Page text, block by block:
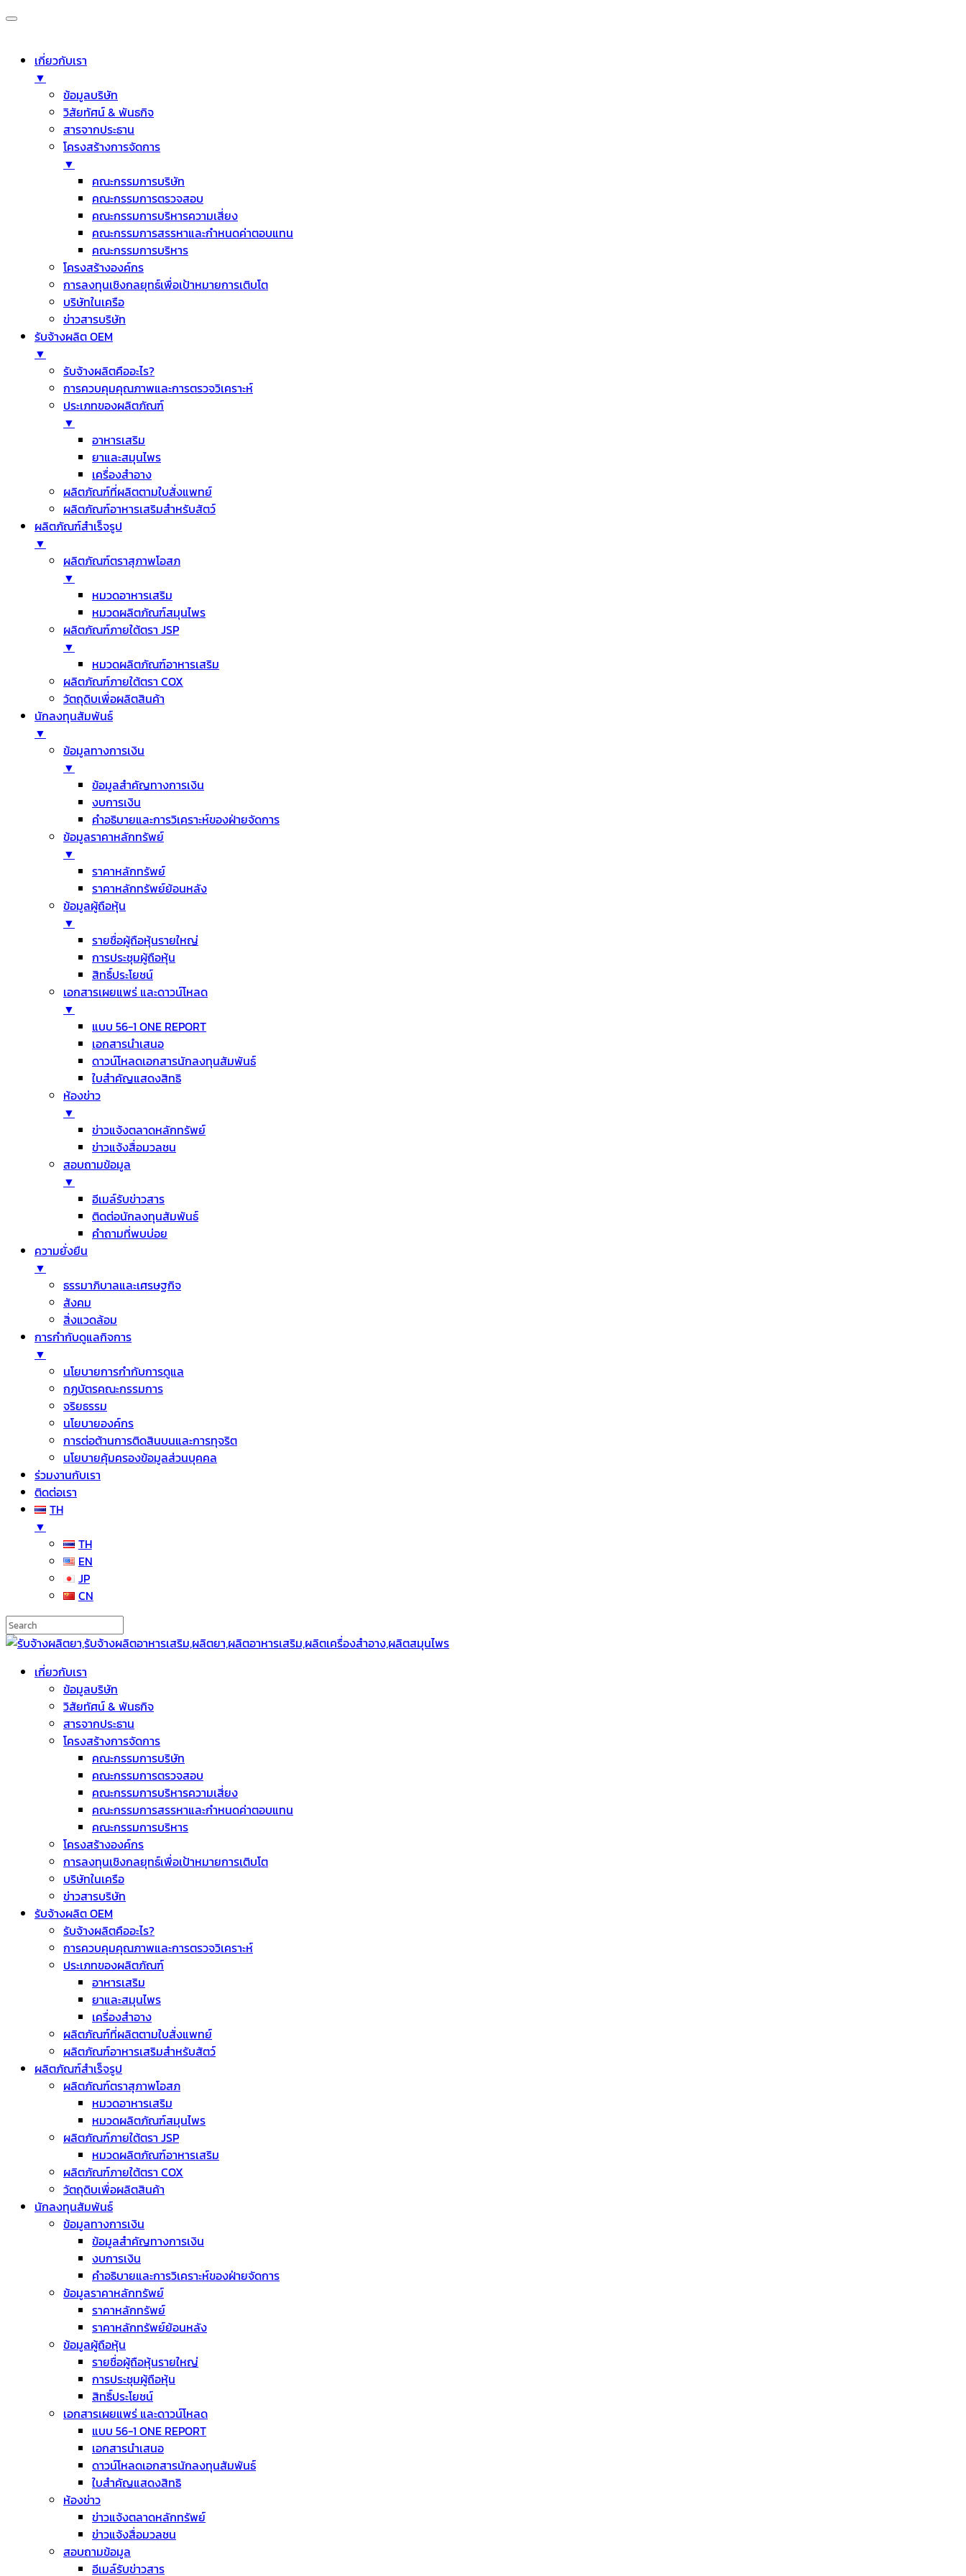
เกี่ยวกับเรา
▼
ข้อมูลบริษัท
วิสัยทัศน์ & พันธกิจ
สารจากประธาน
โครงสร้างการจัดการ
▼
คณะกรรมการบริษัท
คณะกรรมการตรวจสอบ
คณะกรรมการบริหารความเสี่ยง
คณะกรรมการสรรหาและกำหนดค่าตอบแทน
คณะกรรมการบริหาร
โครงสร้างองค์กร
การลงทุนเชิงกลยุทธ์เพื่อเป้าหมายการเติบโต
บริษัทในเครือ
ข่าวสารบริษัท
รับจ้างผลิต OEM
▼
รับจ้างผลิตคืออะไร?
การควบคุมคุณภาพและการตรวจวิเคราะห์
ประเภทของผลิตภัณฑ์
▼
อาหารเสริม
ยาและสมุนไพร
เครื่องสำอาง
ผลิตภัณฑ์ที่ผลิตตามใบสั่งแพทย์
ผลิตภัณฑ์อาหารเสริมสำหรับสัตว์
ผลิตภัณฑ์สำเร็จรูป
▼
ผลิตภัณฑ์ตราสุภาพโอสภ
▼
หมวดอาหารเสริม
หมวดผลิตภัณฑ์สมุนไพร
ผลิตภัณฑ์ภายใต้ตรา JSP
▼
หมวดผลิตภัณฑ์อาหารเสริม
ผลิตภัณฑ์ภายใต้ตรา COX
วัตถุดิบเพื่อผลิตสินค้า
นักลงทุนสัมพันธ์
▼
ข้อมูลทางการเงิน
▼
ข้อมูลสำคัญทางการเงิน
งบการเงิน
คำอธิบายและการวิเคราะห์ของฝ่ายจัดการ
ข้อมูลราคาหลักทรัพย์
▼
ราคาหลักทรัพย์
ราคาหลักทรัพย์ย้อนหลัง
ข้อมูลผู้ถือหุ้น
▼
รายชื่อผู้ถือหุ้นรายใหญ่
การประชุมผู้ถือหุ้น
สิทธิ์ประโยชน์
เอกสารเผยแพร่ และดาวน์โหลด
▼
แบบ 56-1 ONE REPORT
เอกสารนำเสนอ
ดาวน์โหลดเอกสารนักลงทุนสัมพันธ์
ใบสำคัญแสดงสิทธิ
ห้องข่าว
▼
ข่าวแจ้งตลาดหลักทรัพย์
ข่าวแจ้งสื่อมวลชน
สอบถามข้อมูล
▼
อีเมล์รับข่าวสาร
ติดต่อนักลงทุนสัมพันธ์
คำถามที่พบบ่อย
ความยั่งยืน
▼
ธรรมาภิบาลและเศรษฐกิจ
สังคม
สิ่งแวดล้อม
การกำกับดูแลกิจการ
▼
นโยบายการกำกับการดูแล
กฏบัตรคณะกรรมการ
จริยธรรม
นโยบายองค์กร
การต่อต้านการติดสินบนและการทุจริต
นโยบายคุ้มครองข้อมูลส่วนบุคคล
ร่วมงานกับเรา
ติดต่อเรา
TH
▼
TH
EN
JP
CN
เกี่ยวกับเรา
ข้อมูลบริษัท
วิสัยทัศน์ & พันธกิจ
สารจากประธาน
โครงสร้างการจัดการ
คณะกรรมการบริษัท
คณะกรรมการตรวจสอบ
คณะกรรมการบริหารความเสี่ยง
คณะกรรมการสรรหาและกำหนดค่าตอบแทน
คณะกรรมการบริหาร
โครงสร้างองค์กร
การลงทุนเชิงกลยุทธ์เพื่อเป้าหมายการเติบโต
บริษัทในเครือ
ข่าวสารบริษัท
รับจ้างผลิต OEM
รับจ้างผลิตคืออะไร?
การควบคุมคุณภาพและการตรวจวิเคราะห์
ประเภทของผลิตภัณฑ์
อาหารเสริม
ยาและสมุนไพร
เครื่องสำอาง
ผลิตภัณฑ์ที่ผลิตตามใบสั่งแพทย์
ผลิตภัณฑ์อาหารเสริมสำหรับสัตว์
ผลิตภัณฑ์สำเร็จรูป
ผลิตภัณฑ์ตราสุภาพโอสภ
หมวดอาหารเสริม
หมวดผลิตภัณฑ์สมุนไพร
ผลิตภัณฑ์ภายใต้ตรา JSP
หมวดผลิตภัณฑ์อาหารเสริม
ผลิตภัณฑ์ภายใต้ตรา COX
วัตถุดิบเพื่อผลิตสินค้า
นักลงทุนสัมพันธ์
ข้อมูลทางการเงิน
ข้อมูลสำคัญทางการเงิน
งบการเงิน
คำอธิบายและการวิเคราะห์ของฝ่ายจัดการ
ข้อมูลราคาหลักทรัพย์
ราคาหลักทรัพย์
ราคาหลักทรัพย์ย้อนหลัง
ข้อมูลผู้ถือหุ้น
รายชื่อผู้ถือหุ้นรายใหญ่
การประชุมผู้ถือหุ้น
สิทธิ์ประโยชน์
เอกสารเผยแพร่ และดาวน์โหลด
แบบ 56-1 ONE REPORT
เอกสารนำเสนอ
ดาวน์โหลดเอกสารนักลงทุนสัมพันธ์
ใบสำคัญแสดงสิทธิ
ห้องข่าว
ข่าวแจ้งตลาดหลักทรัพย์
ข่าวแจ้งสื่อมวลชน
สอบถามข้อมูล
อีเมล์รับข่าวสาร